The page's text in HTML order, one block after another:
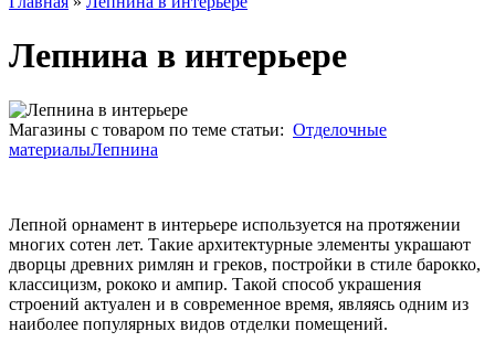
Лепнина в интерьере
Магазины с товаром по теме статьи: Отделочные
материалыЛепнина
Лепной орнамент в интерьере используется на протяжении
многих сотен лет. Такие архитектурные элементы украшают
дворцы древних римлян и греков, постройки в стиле барокко,
классицизм, рококо и ампир. Такой способ украшения
строений актуален и в современное время, являясь одним из
наиболее популярных видов отделки помещений.